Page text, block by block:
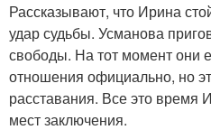
Рассказывают, что Ирина
удар судьбы. Усманова
свободы. На тот момент они
отношения официально, но
расставания. Все это
мест заключения.